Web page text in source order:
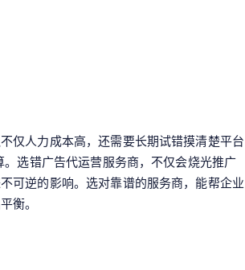
仅人力成本高，还需要长期试错摸清楚平台
选错广告代运营服务商，不仅会烧光推广
可逆的影响。选对靠谱的服务商，能帮企业
衡。